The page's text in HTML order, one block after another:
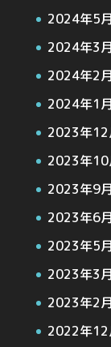
2024年5月
2024年3月
2024年2月
2024年1月
2023年12
2023年10
2023年9月
2023年6月
2023年5月
2023年3月
2023年2月
2022年12